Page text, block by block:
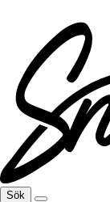
Sök